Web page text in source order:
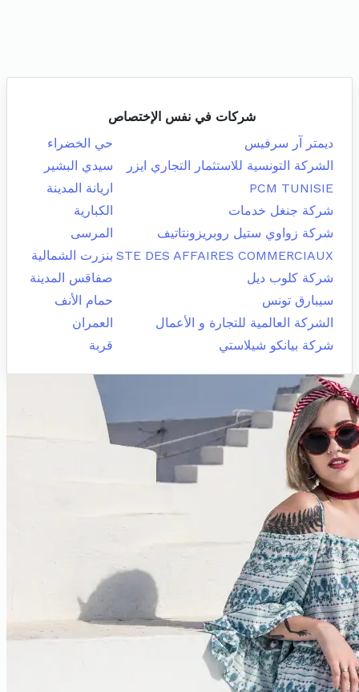
شركات في نفس الإختصاص
ديمتر آر سرفيس
حي الخضراء
الشركة التونسية للاستثمار التجاري ايزر
سيدي البشير
PCM TUNISIE
اريانة المدينة
شركة جنغل خدمات
الكبارية
شركة زواوي ستيل روبريزونتاتيف
المرسى
STE DES AFFAIRES COMMERCIAUX بنزرت الشمالية
شركة كلوب ديل
صفاقس المدينة
سيبارق تونس
حمام الأنف
الشركة العالمية للتجارة و الأعمال
العمران
شركة بيانكو شيلاستي
قربة